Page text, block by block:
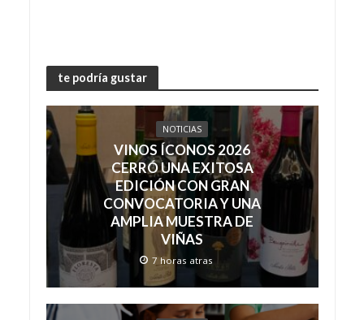
te podría gustar
NOTICIAS
VINOS ÍCONOS 2026
CERRÓ UNA EXITOSA
EDICIÓN CON GRAN
CONVOCATORIA Y UNA
AMPLIA MUESTRA DE
VIÑAS
7 horas atras